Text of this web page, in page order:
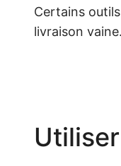
Certains
livraison vaine.